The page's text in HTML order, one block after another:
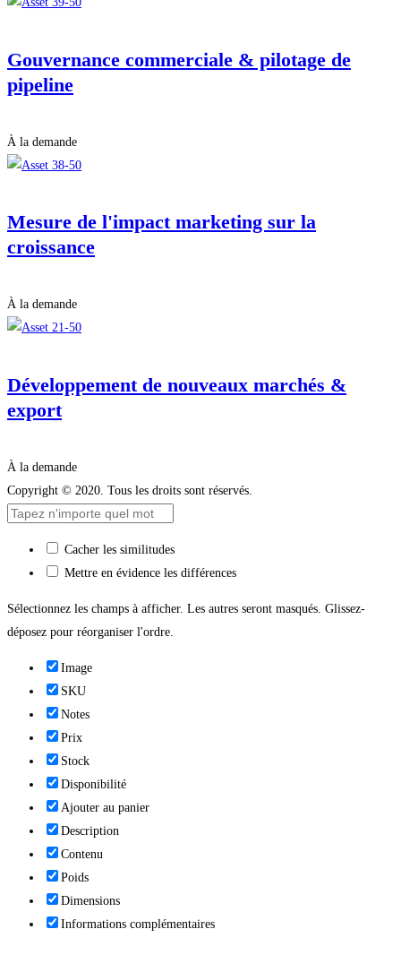
Gouvernance commerciale & pilotage de
pipeline
À la demande
Mesure de l'impact marketing sur la
croissance
À la demande
Développement de nouveaux marchés &
export
À la demande
Copyright © 2020. Tous les droits sont réservés.
Cacher les similitudes
Mettre en évidence les différences
Sélectionnez les champs à afficher. Les autres seront masqués. Glissez-
déposez pour réorganiser l'ordre.
Image
SKU
Notes
Prix
Stock
Disponibilité
Ajouter au panier
Description
Contenu
Poids
Dimensions
Informations complémentaires